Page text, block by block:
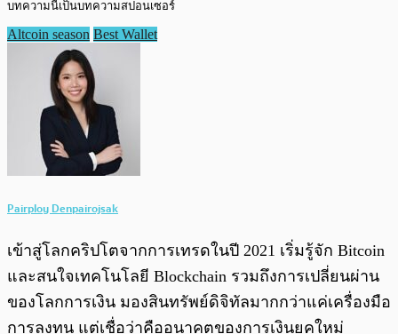
บทความนี้เป็นบทความสปอนเซอร์
Altcoin season Best Wallet
Pairploy Denpairojsak
เข้าสู่โลกคริปโตจากการเทรดในปี 2021 เริ่มรู้จัก Bitcoin
และสนใจเทคโนโลยี Blockchain รวมถึงการเปลี่ยนผ่าน
ของโลกการเงิน มองสินทรัพย์ดิจิทัลมากกว่าแค่เครื่องมือ
การลงทุน แต่เชื่อว่าคืออนาคตของการเงินยุคใหม่